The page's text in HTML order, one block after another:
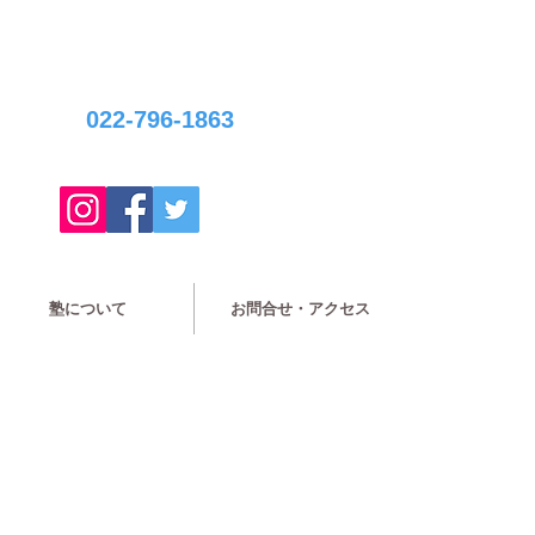
022-796-1863
塾について お問合せ・アクセス